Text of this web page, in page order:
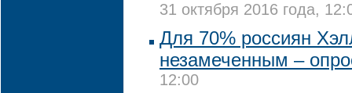
31 октября 2016 года,
Для 70% россиян
незамеченным –
12:00